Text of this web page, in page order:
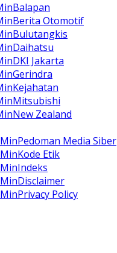
Balapan
Berita Otomotif
Bulutangkis
Daihatsu
DKI Jakarta
Gerindra
Kejahatan
Mitsubishi
New Zealand
Pedoman Media Siber
Kode Etik
Indeks
Disclaimer
Privacy Policy